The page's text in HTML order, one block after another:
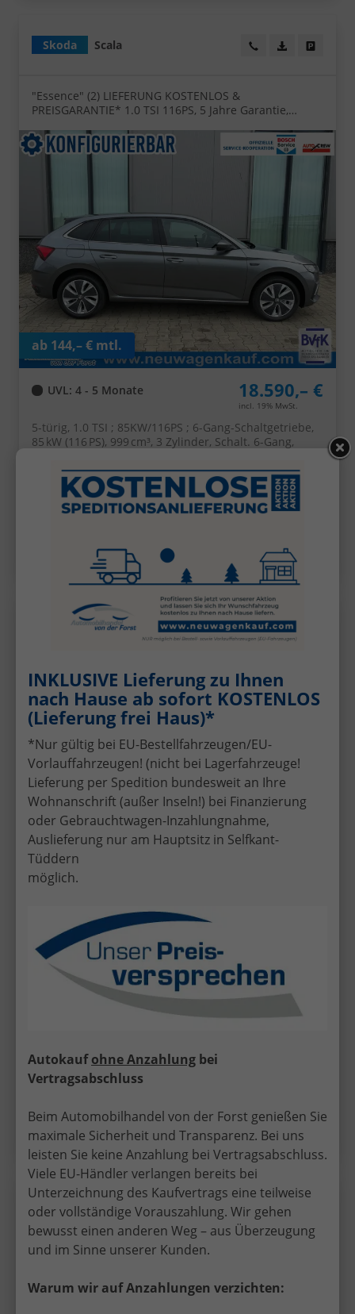
Skoda Scala Wir rufen Sie an!
PDF-Datei,
"Essence" (2) LIEFERUNG KOSTENLOS &
PREISGARANTIE* 1.0 TSI 116PS, 5 Jahre Garantie,
Full-LED-Scheinwerfer, Virtual Cockpit 8"
UVL: 4 - 5 Monate 18.590,– €
incl. 19% MwSt.
ab 144,– € mtl.
5-türig, 1.0 TSI ; 85KW/116PS ; 6-Gang-Schaltgetriebe,
85 kW (116 PS), 999 cm³, 3 Zylinder, Schalt. 6-Gang,
Kraftstoffverbrauch kombiniert 5,6 l/100km (WLTP),
CO₂-Emission kombiniert 127.00 g/km (WLTP), CO₂-
Klasse D, Garantieleistung: Fahrzeuggarantie vom
Hersteller, Fahrzeugnr.: 28087
Skoda Scala Wir rufen Sie an!
PDF-Datei,
"Top Selection" (1) LIEFERUNG KOSTENLOS! Angebot f.
Menschen mit Behinderung ab 50 %! 1.0 TSI 115PS,
16"-Leichtmetallräder, Climatronic, Verlängerte
Heckscheibe, SunSet, Parksensoren hinten, Winter-
Paket, M-Lederlenkrad beheizt, LED-Scheinwerfer,
Tempomat, Virtual Cockpit, Radio 8", SmartLink,
UVL: 4 - 5 Monate 18.990,– €
incl. 19% MwSt.
ab 148,– € mtl.
5-türig, 1.0 TSI ; 85KW/115PS ; 6-Gang-Schaltgetriebe,
85 kW (116 PS), 999 cm³, 3 Zylinder, Schalt. 6-Gang,
Kraftstoffverbrauch kombiniert 5,6 l/100km (WLTP),
CO₂-Emission kombiniert 127.00 g/km (WLTP), CO₂-
Klasse D, Garantieleistung: Fahrzeuggarantie vom
Details
Skoda Scala Wir rufen Sie an!
"Sondermodell EXTRA" (2) LIEFERUNG KOSTENLOS &
Alu, Parksensoren hinten, Rückfahrkamera,
Sitzheizung, Climatronic, SunSet, Tempomat, Radio 8"
INKLUSIVE Lieferung zu Ihnen
nach Hause ab sofort KOSTENLOS
(Lieferung frei Haus)*
*Nur gültig bei EU-Bestellfahrzeugen/EU-
Vorlauffahrzeugen! (nicht bei Lagerfahrzeuge!
Lieferung per Spedition bundesweit an Ihre
Wohnanschrift (außer Inseln!) bei Finanzierung
oder Gebrauchtwagen-Inzahlungnahme,
Auslieferung nur am Hauptsitz in Selfkant-
Tüddern
möglich.
Autokaufohne Anzahlung bei
Vertragsabschluss
Beim Automobilhandel von der Forst genießen Sie
maximale Sicherheit und Transparenz. Bei uns
leisten Sie keine Anzahlung bei Vertragsabschluss.
Viele EU-Händler verlangen bereits bei
Unterzeichnung des Kaufvertrags eine teilweise
oder vollständige Vorauszahlung. Wir gehen
bewusst einen anderen Weg – aus Überzeugung
und im Sinne unserer Kunden.
Warum wir auf Anzahlungen verzichten: